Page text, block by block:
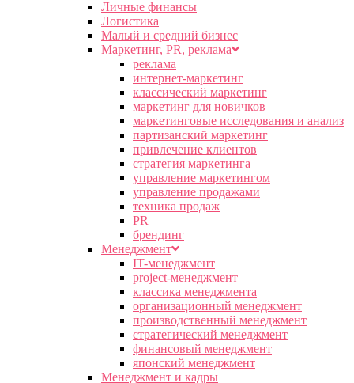
Личные финансы
Логистика
Малый и средний бизнес
Маркетинг, PR, реклама
реклама
интернет-маркетинг
классический маркетинг
маркетинг для новичков
маркетинговые исследования и анализ
партизанский маркетинг
привлечение клиентов
стратегия маркетинга
управление маркетингом
управление продажами
техника продаж
PR
брендинг
Менеджмент
IT-менеджмент
project-менеджмент
классика менеджмента
организационный менеджмент
производственный менеджмент
стратегический менеджмент
финансовый менеджмент
японский менеджмент
Менеджмент и кадры